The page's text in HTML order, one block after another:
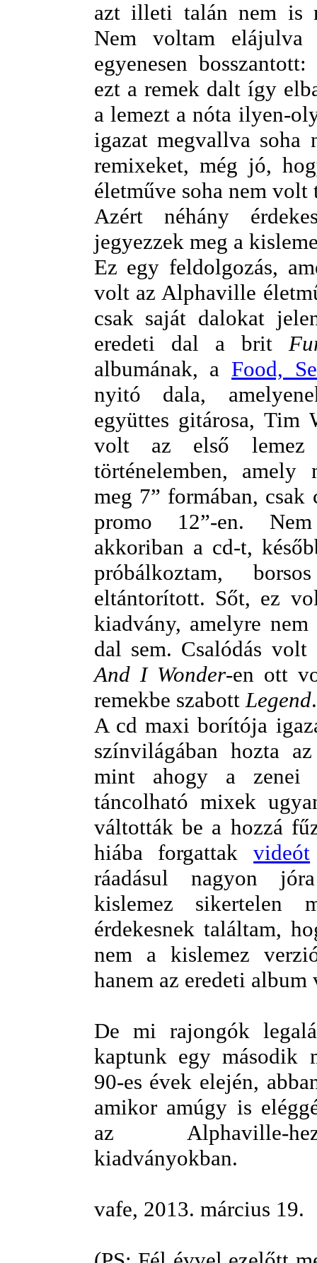
azt illeti talán nem is
Nem voltam
egyenesen
ezt a remek dalt így
a lemezt a nóta ilyen-
igazat megvallva soha
remixeket, még jó,
életműve soha nem
Azért néhány
jegyezzek meg a
Ez egy feldolgozás,
volt az Alphaville
csak saját dalokat
eredeti dal a brit
albumának, a Food,
nyitó dala,
együttes gitárosa, Tim
volt az első lemez
történelemben, amely
meg 7” formában, csak
promo 12”-en.
akkoriban a cd-t,
próbálkoztam,
eltántorított. Sőt, ez
kiadvány, amelyre
dal sem. Csalódás
And I Wonder-en ott
remekbe szabottLegend.
A cd maxi borítója
színvilágában hozta
mint ahogy a zenei
táncolható mixek
váltották be a hozzá
hiába forgattakvideót
ráadásul nagyon
kislemez sikertelen
érdekesnek találtam,
nem a kislemez
hanem az eredeti album
De mi rajongók
kaptunk egy második
90-es évek elején,
amikor amúgy is
az Alphaville-
kiadványokban.
vafe, 2013. március 19.